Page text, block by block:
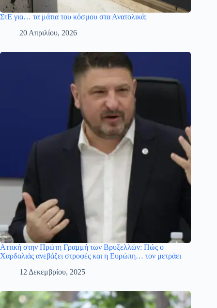
ΣτΕ για… τα μάτια του κόσμου στα Ανατολικά;
20 Απριλίου, 2026
Αττική στην Πρώτη Γραμμή των Βρυξελλών: Πώς ο
Χαρδαλιάς ανεβάζει στροφές και η Ευρώπη… τον μετράει
12 Δεκεμβρίου, 2025